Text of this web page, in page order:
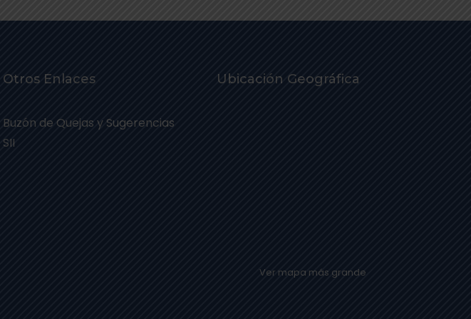
Otros Enlaces
Buzón de Quejas y Sugerencias
SII
Ubicación Geográfica
Ver mapa más grande